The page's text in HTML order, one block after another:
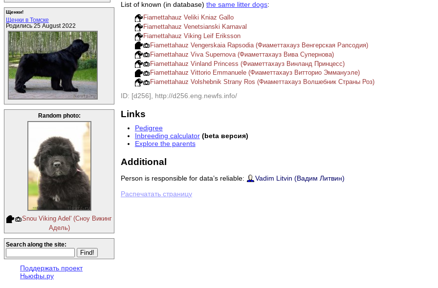
Щенки!
Щенки в Томске
Родились 25 August 2022
Random photo:
Snou Viking Adel' (Сноу Викинг
Адель)
Search along the site:
Поддержать проект
Ньюфы.ру
List of known (in database) the same litter dogs:
Fiamettahauz Veliki Kniaz Gallo
Fiamettahauz Venetsianski Karnaval
Fiamettahauz Viking Leif Eriksson
Fiamettahauz Vengerskaia Rapsodia (Фиаметтахауз Венгерская Рапсодия)
Fiamettahauz Viva Supernova (Фиаметтахауз Вива Супернова)
Fiamettahauz Vinland Princess (Фиаметтахауз Винланд Принцесс)
Fiamettahauz Vittorio Emmanuele (Фиаметтахауз Витторио Эммануэле)
Fiamettahauz Volshebnik Strany Ros (Фиаметтахауз Волшебник Страны Роз)
ID: [d256], http://d256.eng.newfs.info/
Links
Pedigree
Inbreeding calculator (beta версия)
Explore the parents
Additional
Person is responsible for data’s reliable: Vadim Litvin (Вадим Литвин)
Распечатать страницу